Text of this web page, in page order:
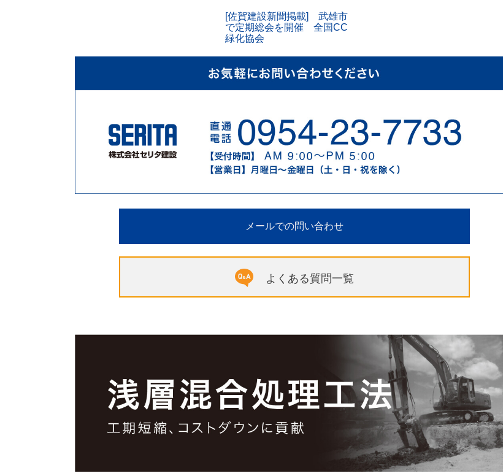
[佐賀建設新聞掲載] 武雄市
で定期総会を開催 全国CC
緑化協会
メールでの問い合わせ
よくある質問一覧